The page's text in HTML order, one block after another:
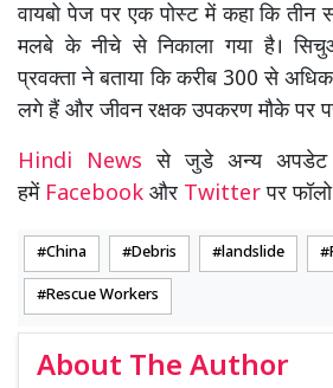
वायबो पेज पर एक पोस्ट में कहा कि तीन
मलबे के नीचे से निकाला गया है।
प्रवक्ता ने बताया कि करीब 300 से अधिक
लगे हैं और जीवन रक्षक उपकरण मौके पर
Hindi Newsसे जुडे अन्य अपडेट
हमें Facebook और Twitterपर
China Debris landslide
Rescue Workers
About The Author